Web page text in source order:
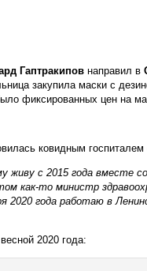
Гаптракипов направил в
закупила маски с
фиксированных цен на
ковидным
с 2015 года вместе
как-то министр
2020 года работаю в
2020 года: